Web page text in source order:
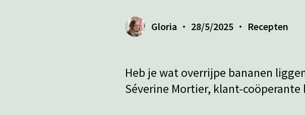
Gloria 28/5/2025 Recepten
Heb je wat overrijpe bananen
Séverine Mortier, klant-coöperante